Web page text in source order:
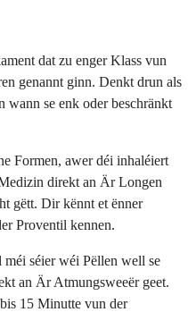
dat zu enger Klass vun
genannt ginn. Denkt drun als
se enk oder beschränkt
Formen, awer déi inhaléiert
direkt an Är Longen
gëtt. Dir kënnt et ënner
Proventil kennen.
séier wéi Pëllen well se
an Är Atmungsweeër geet.
15 Minutte vun der